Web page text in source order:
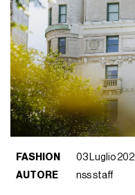
FASHION
03 Luglio
AUTORE
nss staff